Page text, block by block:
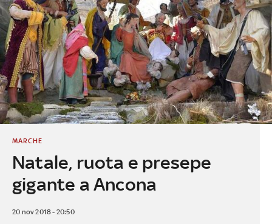
Natale, ruota e presepe
gigante a Ancona
MARCHE
20 nov 2018 - 20:50